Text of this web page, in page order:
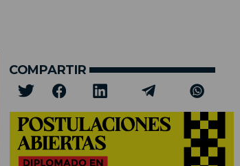
COMPARTIR